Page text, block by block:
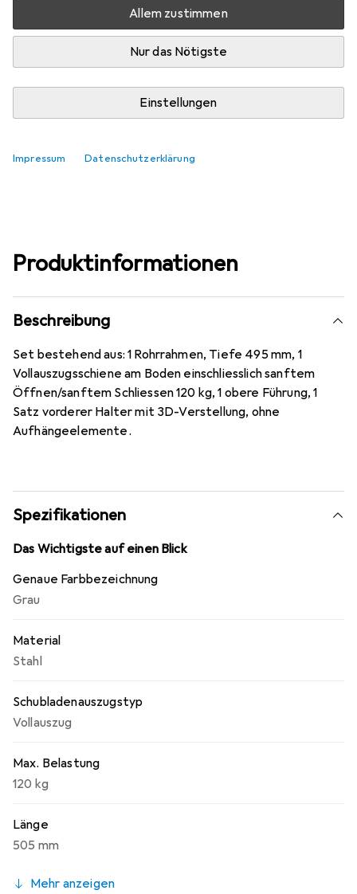
Allem zustimmen
Nur das Nötigste
Einstellungen
Impressum Datenschutzerklärung
Zwischen Mi, 12.8. und Do, 13.8. geliefert
Lieferort angeben für genaue Lieferzeit
In den Warenkorb
Produktinformationen
Beschreibung
Set bestehend aus: 1 Rohrrahmen, Tiefe 495 mm, 1
Vollauszugsschiene am Boden einschliesslich sanftem
Öffnen/sanftem Schliessen 120 kg, 1 obere Führung, 1
Satz vorderer Halter mit 3D-Verstellung, ohne
Aufhängeelemente.
Spezifikationen
Das Wichtigste auf einen Blick
Genaue Farbbezeichnung
Grau
Material
Stahl
Schubladenauszugstyp
Vollauszug
Max. Belastung
120 kg
Länge
505 mm
Mehr anzeigen